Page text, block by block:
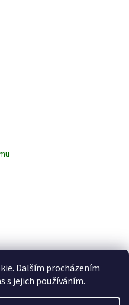
Dalším procházením
s jejich používáním.